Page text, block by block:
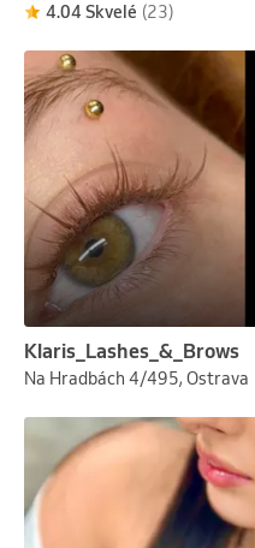
4.04 Skvelé (23)
Klaris_Lashes_&_Brows
Na Hradbách 4/495, Ostrava